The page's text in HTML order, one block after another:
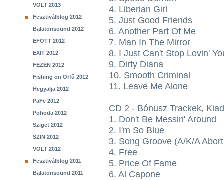
VOLT 2013
Fesztiválblog 2012
Balatonsound 2012
EFOTT 2012
EXIT 2012
FEZEN 2012
Fishing on Orfű 2012
Hegyalja 2012
PaFe 2012
Pohoda 2012
Sziget 2012
SZIN 2012
VOLT 2012
Fesztiválblog 2011
Balatonsound 2011
4. Liberian Girl
5. Just Good Friends
6. Another Part Of Me
7. Man In The Mirror
8. I Just Can't Stop Lovin'
9. Dirty Diana
10. Smooth Criminal
11. Leave Me Alone
CD 2 - Bónusz Trackek,
1. Don't Be Messin' Around
2. I'm So Blue
3. Song Groove (A/K/A
4. Free
5. Price Of Fame
6. Al Capone